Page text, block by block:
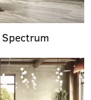
Spectrum